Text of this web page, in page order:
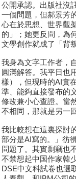
公開承認。出版社沒
一個問題，但郝景芳
心在於思想、世界觀
的」；她更反問，為
文學創作就成了「背
我身為文字工作者，
圓滿解答。我平日也
樣），但現時的AI實
準、能夠直接發布的
修改兼小心查證。當
不相同，那就是另一
我比較想在這裏探討
部分是AI寫的。」彷
問題了。其實剽竊也
不禁想起中国作家韓
DSE中文科試卷也選